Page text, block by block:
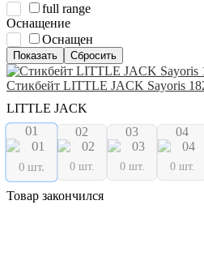
full range
Оснащение
Оснащен
Стикбейт LITTLE JACK Sayoris
LITTLE JACK
01
0 шт.
02
0 шт.
03
0 шт.
04
0 шт.
Товар закончился